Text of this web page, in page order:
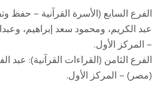
الفرع السابع (الأسرة القرآنية – حفظ
عبد الكريم، ومحمود سعد إبراهيم،
– المركز الأول.
الفرع الثامن (القراءات القرآنية): عبد
(مصر) – المركز الأول.